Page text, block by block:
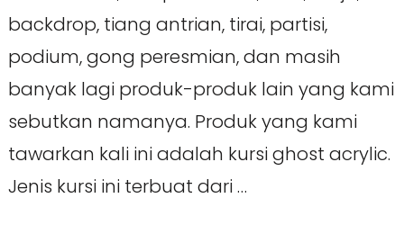
backdrop, tiang antrian, tirai, partisi,
podium, gong peresmian, dan masih
banyak lagi produk-produk lain yang kami
sebutkan namanya. Produk yang kami
tawarkan kali ini adalah kursi ghost acrylic.
Jenis kursi ini terbuat dari …